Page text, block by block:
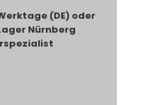
(DE) oder
Nürnberg